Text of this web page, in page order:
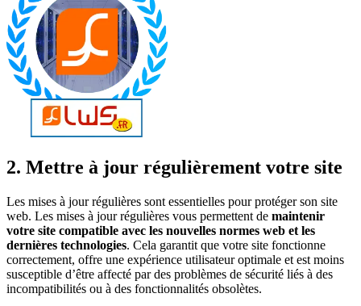
2. Mettre à jour régulièrement votre site
Les mises à jour régulières sont essentielles pour protéger son site
web. Les mises à jour régulières vous permettent de maintenir
votre site compatible avec les nouvelles normes web et les
dernières technologies. Cela garantit que votre site fonctionne
correctement, offre une expérience utilisateur optimale et est moins
susceptible d’être affecté par des problèmes de sécurité liés à des
incompatibilités ou à des fonctionnalités obsolètes.